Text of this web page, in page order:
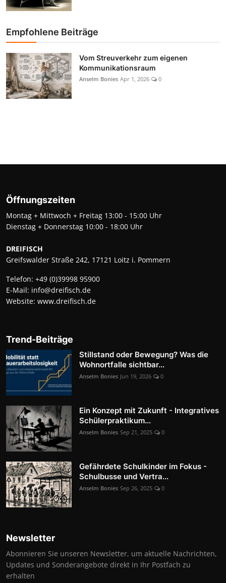
Empfohlene Beiträge
Vom Streuverkehr zum eigenen
Kommunikationsraum
Anselm Bonies Apr 1, 2026 0
Öffnungszeiten
Montag + Mittwoch + Freitag 13:00 - 15:00 Uhr
Dienstag + Donnerstag 10:00 - 18:00 Uhr
DREIFISCH
Greifswalder Straße 242, 17121 Loitz i. Pommern
Telefon: +49 (0)39998 95900
E-Mail: info@dreifisch.de
Website: www.dreifisch.de
Trend-Beiträge
Stillstand oder Bewegung? Was die
Wohnortfalle sichtbar...
Anselm Bonies Jun 19, 2026 0
Ein Konzept mit Zukunft - Integratives
Schülerpraktikum...
Anselm Bonies Sep 21, 2025 0
Gefährdete Schulkinder im Fokus -
Schulbusse und Vertra...
Anselm Bonies Sep 26, 2025 0
Newsletter
Abonnieren Sie unseren Newsletter, um aktuelle Nachrichten,
Updates und Sonderangebote direkt in Ihr Postfach zu
erhalten